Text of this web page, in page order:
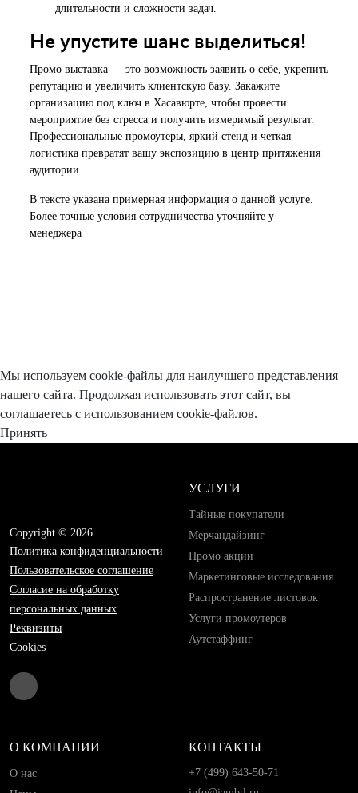
длительности и сложности задач.
Не упустите шанс выделиться!
Промо выставка — это возможность заявить о себе, укрепить
репутацию и увеличить клиентскую базу. Закажите
организацию под ключ в Хасавюрте, чтобы провести
мероприятие без стресса и получить измеримый результат.
Профессиональные промоутеры, яркий стенд и четкая
логистика превратят вашу экспозицию в центр притяжения
аудитории.
В тексте указана примерная информация о данной услуге.
Более точные условия сотрудничества уточняйте у
менеджера
Мы используем cookie-файлы для наилучшего представления
нашего сайта. Продолжая использовать этот сайт, вы
соглашаетесь с использованием cookie-файлов.
Принять
Copyright © 2026
Политика конфиденциальности
Пользовательское соглашение
Согласие на обработку
персональных данных
Реквизиты
Cookies
УСЛУГИ
Тайные покупатели
Мерчандайзинг
Промо акции
Маркетинговые исследования
Распространение листовок
Услуги промоутеров
Аутстаффинг
О КОМПАНИИ
О нас
КОНТАКТЫ
+7 (499) 643-50-71